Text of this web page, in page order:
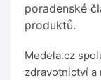
poradenské
produktů.
Medela.cz
zdravotnictví a